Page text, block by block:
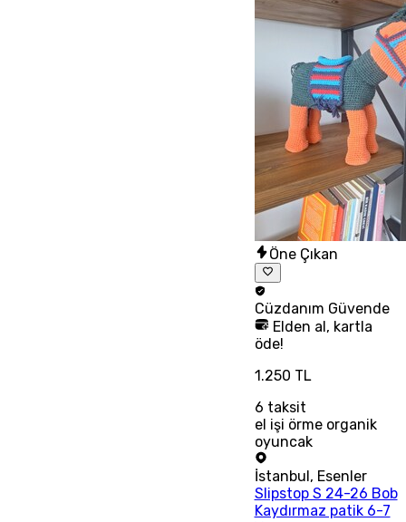
Öne Çıkan
Cüzdanım Güvende
Elden al, kartla
öde!
1.250 TL
6 taksit
el işi örme organik
oyuncak
İstanbul , Esenler
Slipstop S 24-26 Bob
Kaydırmaz patik 6-7